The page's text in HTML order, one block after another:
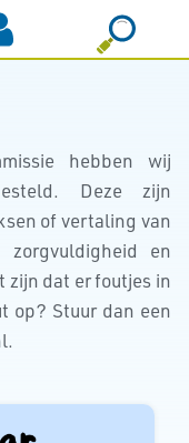
hebben wij
Deze zijn
of vertaling van
zorgvuldigheid en
zijn dat er foutjes in
op? Stuur dan een